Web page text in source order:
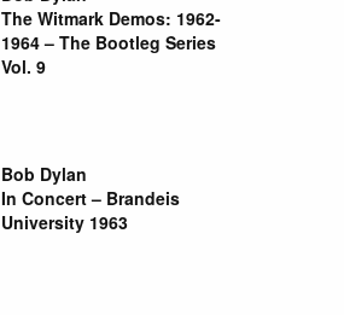
The Witmark Demos: 1962-
1964 – The Bootleg Series
Vol. 9
Bob Dylan
In Concert – Brandeis
University 1963